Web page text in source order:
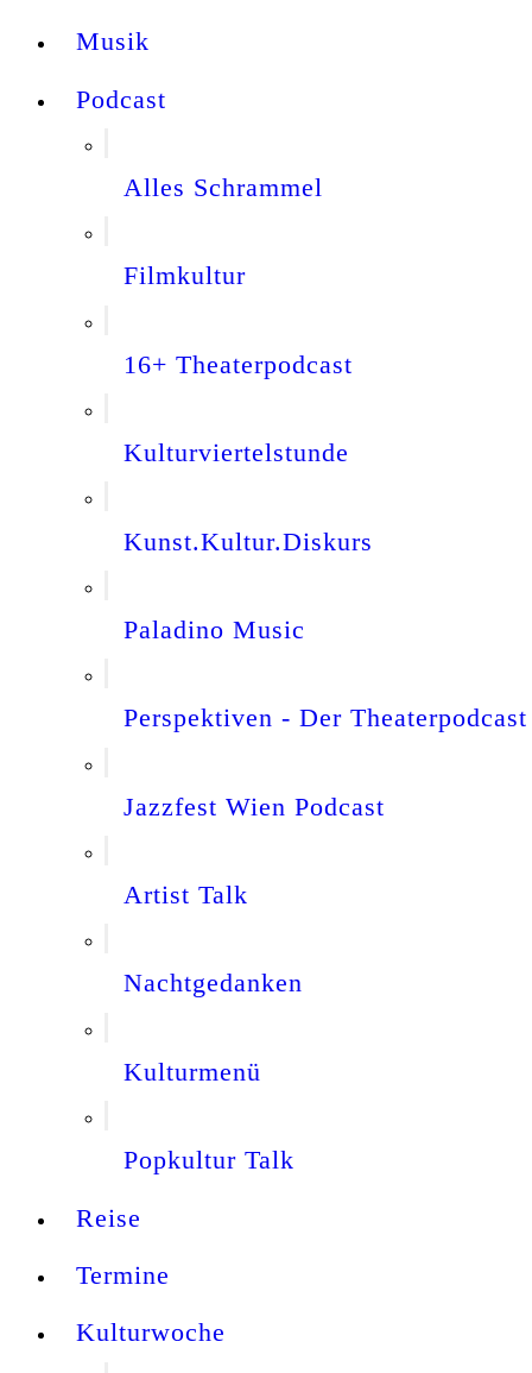
Musik
Podcast
Alles Schrammel
Filmkultur
16+ Theaterpodcast
Kulturviertelstunde
Kunst.Kultur.Diskurs
Paladino Music
Perspektiven - Der Theaterpodcast
Jazzfest Wien Podcast
Artist Talk
Nachtgedanken
Kulturmenü
Popkultur Talk
Reise
Termine
Kulturwoche